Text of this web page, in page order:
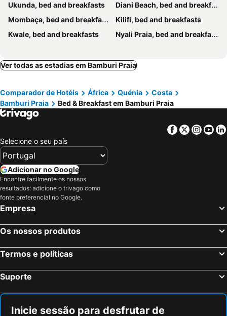
Ukunda, bed and breakfasts
Diani Beach, bed and breakfasts
Mombaça, bed and breakfasts
Kilifi, bed and breakfasts
Kwale, bed and breakfasts
Nyali Praia, bed and breakfasts
Ver todas as estadias em Bamburi Praia
Comparador de Hotéis África Quénia
Costa
Bamburi Praia
Bed & Breakfast em Bamburi Praia
Facebook
Twitter
Selecione o seu país
Adicionar no Google
Encontre facilmente os nossos
resultados: adicione o trivago como
fonte preferencial no Google.
Empresa
Os nossos produtos
Termos e políticas
Suporte
Inicie sessão para desfrutar de